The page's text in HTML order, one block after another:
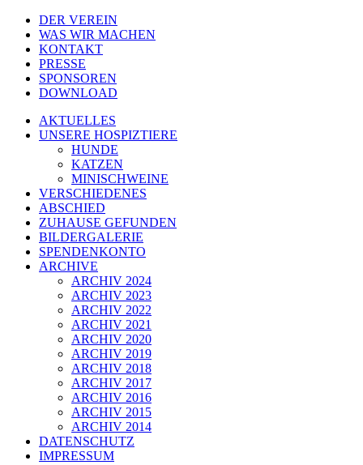
DER VEREIN
WAS WIR MACHEN
KONTAKT
PRESSE
SPONSOREN
DOWNLOAD
AKTUELLES
UNSERE HOSPIZTIERE
HUNDE
KATZEN
MINISCHWEINE
VERSCHIEDENES
ABSCHIED
ZUHAUSE GEFUNDEN
BILDERGALERIE
SPENDENKONTO
ARCHIVE
ARCHIV 2024
ARCHIV 2023
ARCHIV 2022
ARCHIV 2021
ARCHIV 2020
ARCHIV 2019
ARCHIV 2018
ARCHIV 2017
ARCHIV 2016
ARCHIV 2015
ARCHIV 2014
DATENSCHUTZ
IMPRESSUM